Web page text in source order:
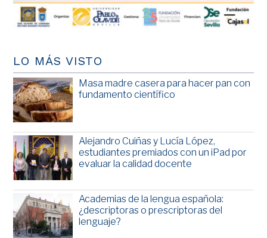
LO MÁS VISTO
Masa madre casera para hacer pan con
fundamento científico
Alejandro Cuiñas y Lucía López,
estudiantes premiados con un iPad por
evaluar la calidad docente
Academias de la lengua española:
¿descriptoras o prescriptoras del
lenguaje?